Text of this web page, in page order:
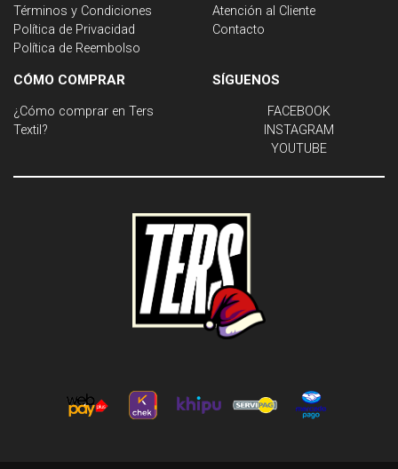
Términos y Condiciones
Política de Privacidad
Política de Reembolso
Atención al Cliente
Contacto
CÓMO COMPRAR
¿Cómo comprar en Ters
Textil?
SÍGUENOS
FACEBOOK
INSTAGRAM
YOUTUBE